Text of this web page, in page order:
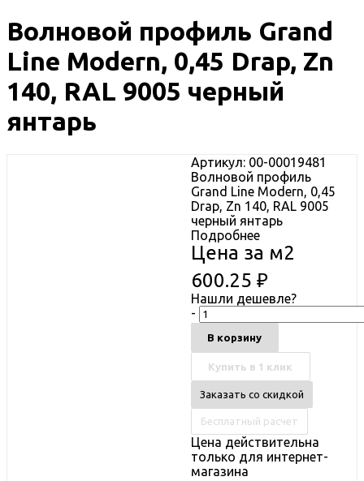
Волновой профиль Grand
Line Modern, 0,45 Drap, Zn
140, RAL 9005 черный
янтарь
Артикул: 00-00019481
Волновой профиль
Grand Line Modern, 0,45
Drap, Zn 140, RAL 9005
черный янтарь
Подробнее
Цена за м2
600.25 ₽
Нашли дешевле?
-
В корзину
Купить в 1 клик
Заказать со скидкой
Бесплатный расчет
Цена действительна
только для интернет-
магазина